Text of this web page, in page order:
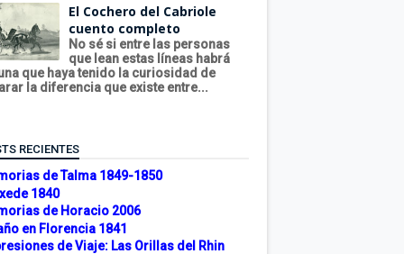
El Cochero del Cabriole
cuento completo
No sé si entre las personas
que lean estas líneas habrá
que haya tenido la curiosidad de
la diferencia que existe entre...
RECIENTES
de Talma 1849-1850
1840
de Horacio 2006
en Florencia 1841
de Viaje: Las Orillas del Rhin